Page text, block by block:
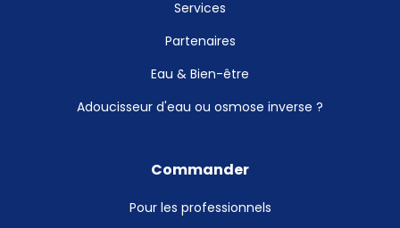
Services
Partenaires
Eau & Bien-être
Adoucisseur d'eau ou osmose inverse ?
Commander
Pour les professionnels